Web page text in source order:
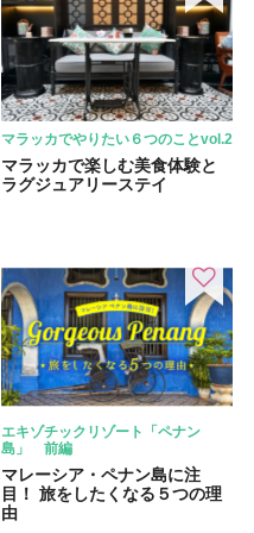
マラッカでやりたい６つのことvol.2
マラッカで楽しむ美食体験と
ラグジュアリーステイ
エキゾチックリゾート「ペナン
島」 前編
マレーシア・ペナン島に注
目！ 旅をしたくなる５つの理
由